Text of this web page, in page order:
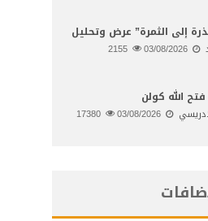
إلى الثمرة” عرض وتحليل
03/08/2026
الله كولن
03/08/2026